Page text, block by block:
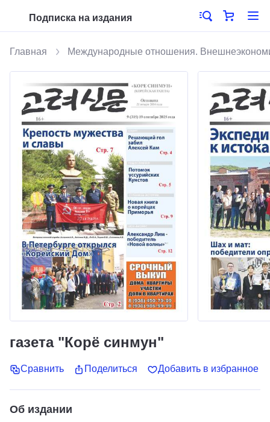
Подписка на издания
Главная Международные отношения.
газета "Корё синмун"
Сравнить Поделиться Добавить в избранное
Об издании